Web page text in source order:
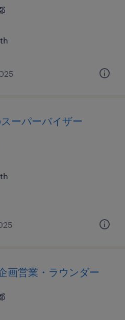
ーパーバイザー
画営業・ラウンダー